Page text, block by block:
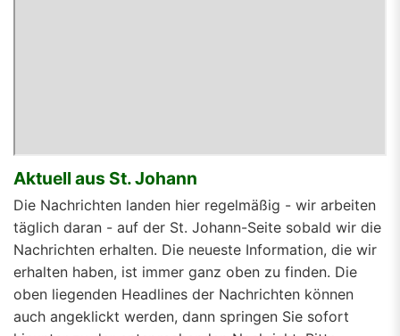
Aktuell aus St. Johann
Die Nachrichten landen hier regelmäßig - wir arbeiten
täglich daran - auf der St. Johann-Seite sobald wir die
Nachrichten erhalten. Die neueste Information, die wir
erhalten haben, ist immer ganz oben zu finden. Die
oben liegenden Headlines der Nachrichten können
auch angeklickt werden, dann springen Sie sofort